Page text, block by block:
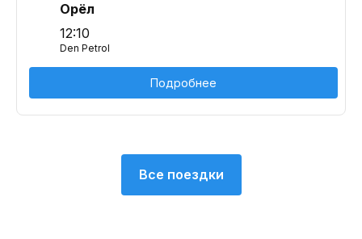
Орёл
12:10
Den Petrol
Подробнее
Все поездки